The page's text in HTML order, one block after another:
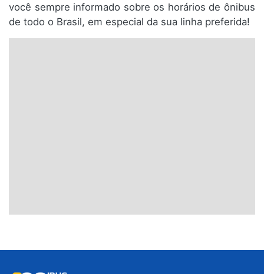
você sempre informado sobre os horários de ônibus
de todo o Brasil, em especial da sua linha preferida!